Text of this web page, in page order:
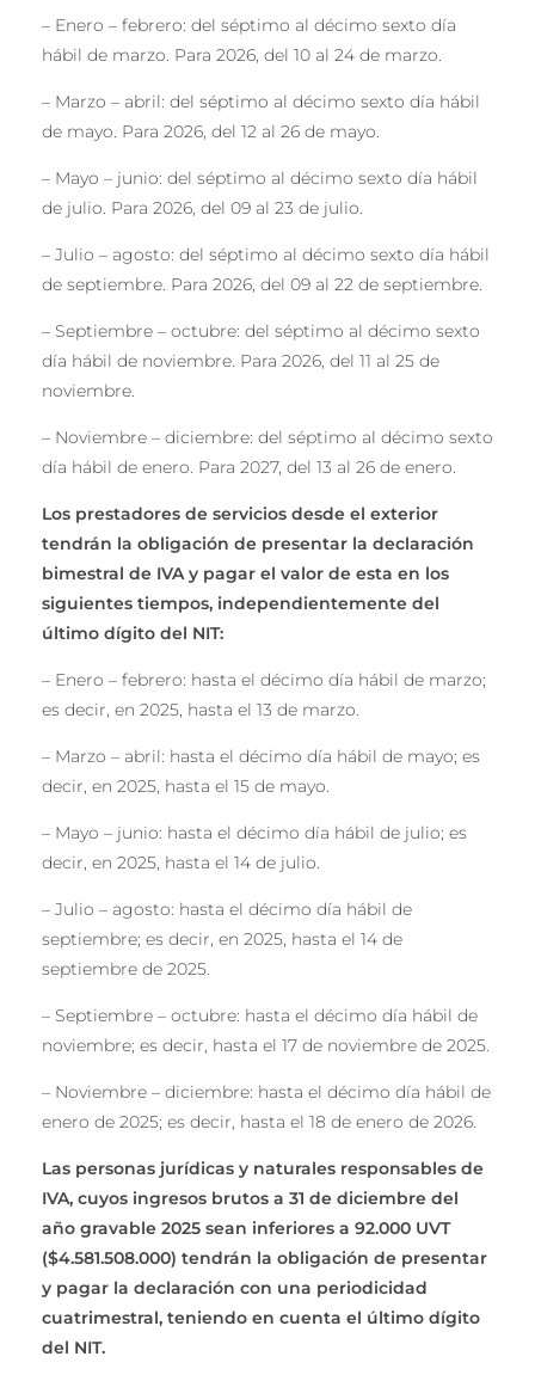
– Enero – febrero: del séptimo al décimo sexto día
hábil de marzo. Para 2026, del 10 al 24 de marzo.
– Marzo – abril: del séptimo al décimo sexto día hábil
de mayo. Para 2026, del 12 al 26 de mayo.
– Mayo – junio: del séptimo al décimo sexto día hábil
de julio. Para 2026, del 09 al 23 de julio.
– Julio – agosto: del séptimo al décimo sexto día hábil
de septiembre. Para 2026, del 09 al 22 de septiembre.
– Septiembre – octubre: del séptimo al décimo sexto
día hábil de noviembre. Para 2026, del 11 al 25 de
noviembre.
– Noviembre – diciembre: del séptimo al décimo sexto
día hábil de enero. Para 2027, del 13 al 26 de enero.
Los prestadores de servicios desde el exterior
tendrán la obligación de presentar la declaración
bimestral de IVA y pagar el valor de esta en los
siguientes tiempos, independientemente del
último dígito del NIT:
– Enero – febrero: hasta el décimo día hábil de marzo;
es decir, en 2025, hasta el 13 de marzo.
– Marzo – abril: hasta el décimo día hábil de mayo; es
decir, en 2025, hasta el 15 de mayo.
– Mayo – junio: hasta el décimo día hábil de julio; es
decir, en 2025, hasta el 14 de julio.
– Julio – agosto: hasta el décimo día hábil de
septiembre; es decir, en 2025, hasta el 14 de
septiembre de 2025.
– Septiembre – octubre: hasta el décimo día hábil de
noviembre; es decir, hasta el 17 de noviembre de 2025.
– Noviembre – diciembre: hasta el décimo día hábil de
enero de 2025; es decir, hasta el 18 de enero de 2026.
Las personas jurídicas y naturales responsables de
IVA, cuyos ingresos brutos a 31 de diciembre del
año gravable 2025 sean inferiores a 92.000 UVT
($4.581.508.000) tendrán la obligación de presentar
y pagar la declaración con una periodicidad
cuatrimestral, teniendo en cuenta el último dígito
del NIT.